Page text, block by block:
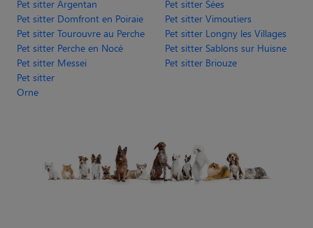
Pet sitter Argentan
Pet sitter Sées
Pet sitter Domfront en Poiraie
Pet sitter Vimoutiers
Pet sitter Tourouvre au Perche
Pet sitter Longny les Villages
Pet sitter Perche en Nocé
Pet sitter Sablons sur Huisne
Pet sitter Messei
Pet sitter Briouze
Pet sitter
Orne